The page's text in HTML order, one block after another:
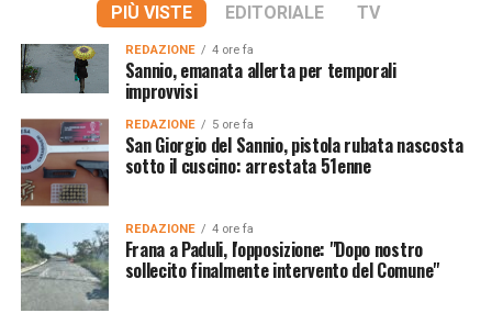
PIÙ VISTE EDITORIALE TV
REDAZIONE 4 ore fa
Sannio, emanata allerta per temporali
improvvisi
REDAZIONE 5 ore fa
San Giorgio del Sannio, pistola rubata nascosta
sotto il cuscino: arrestata 51enne
REDAZIONE 4 ore fa
Frana a Paduli, l'opposizione: "Dopo nostro
sollecito finalmente intervento del Comune"